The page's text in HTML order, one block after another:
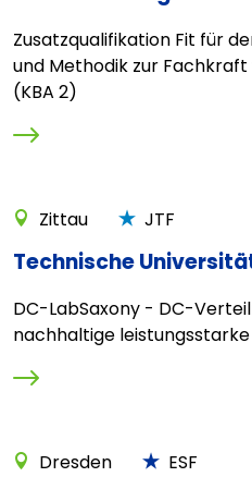
Zusatzqualifikation Fit für
und Methodik zur
(KBA 2)
Zittau JTF
Technische
DC-LabSaxony - DC-
nachhaltige
Dresden ESF